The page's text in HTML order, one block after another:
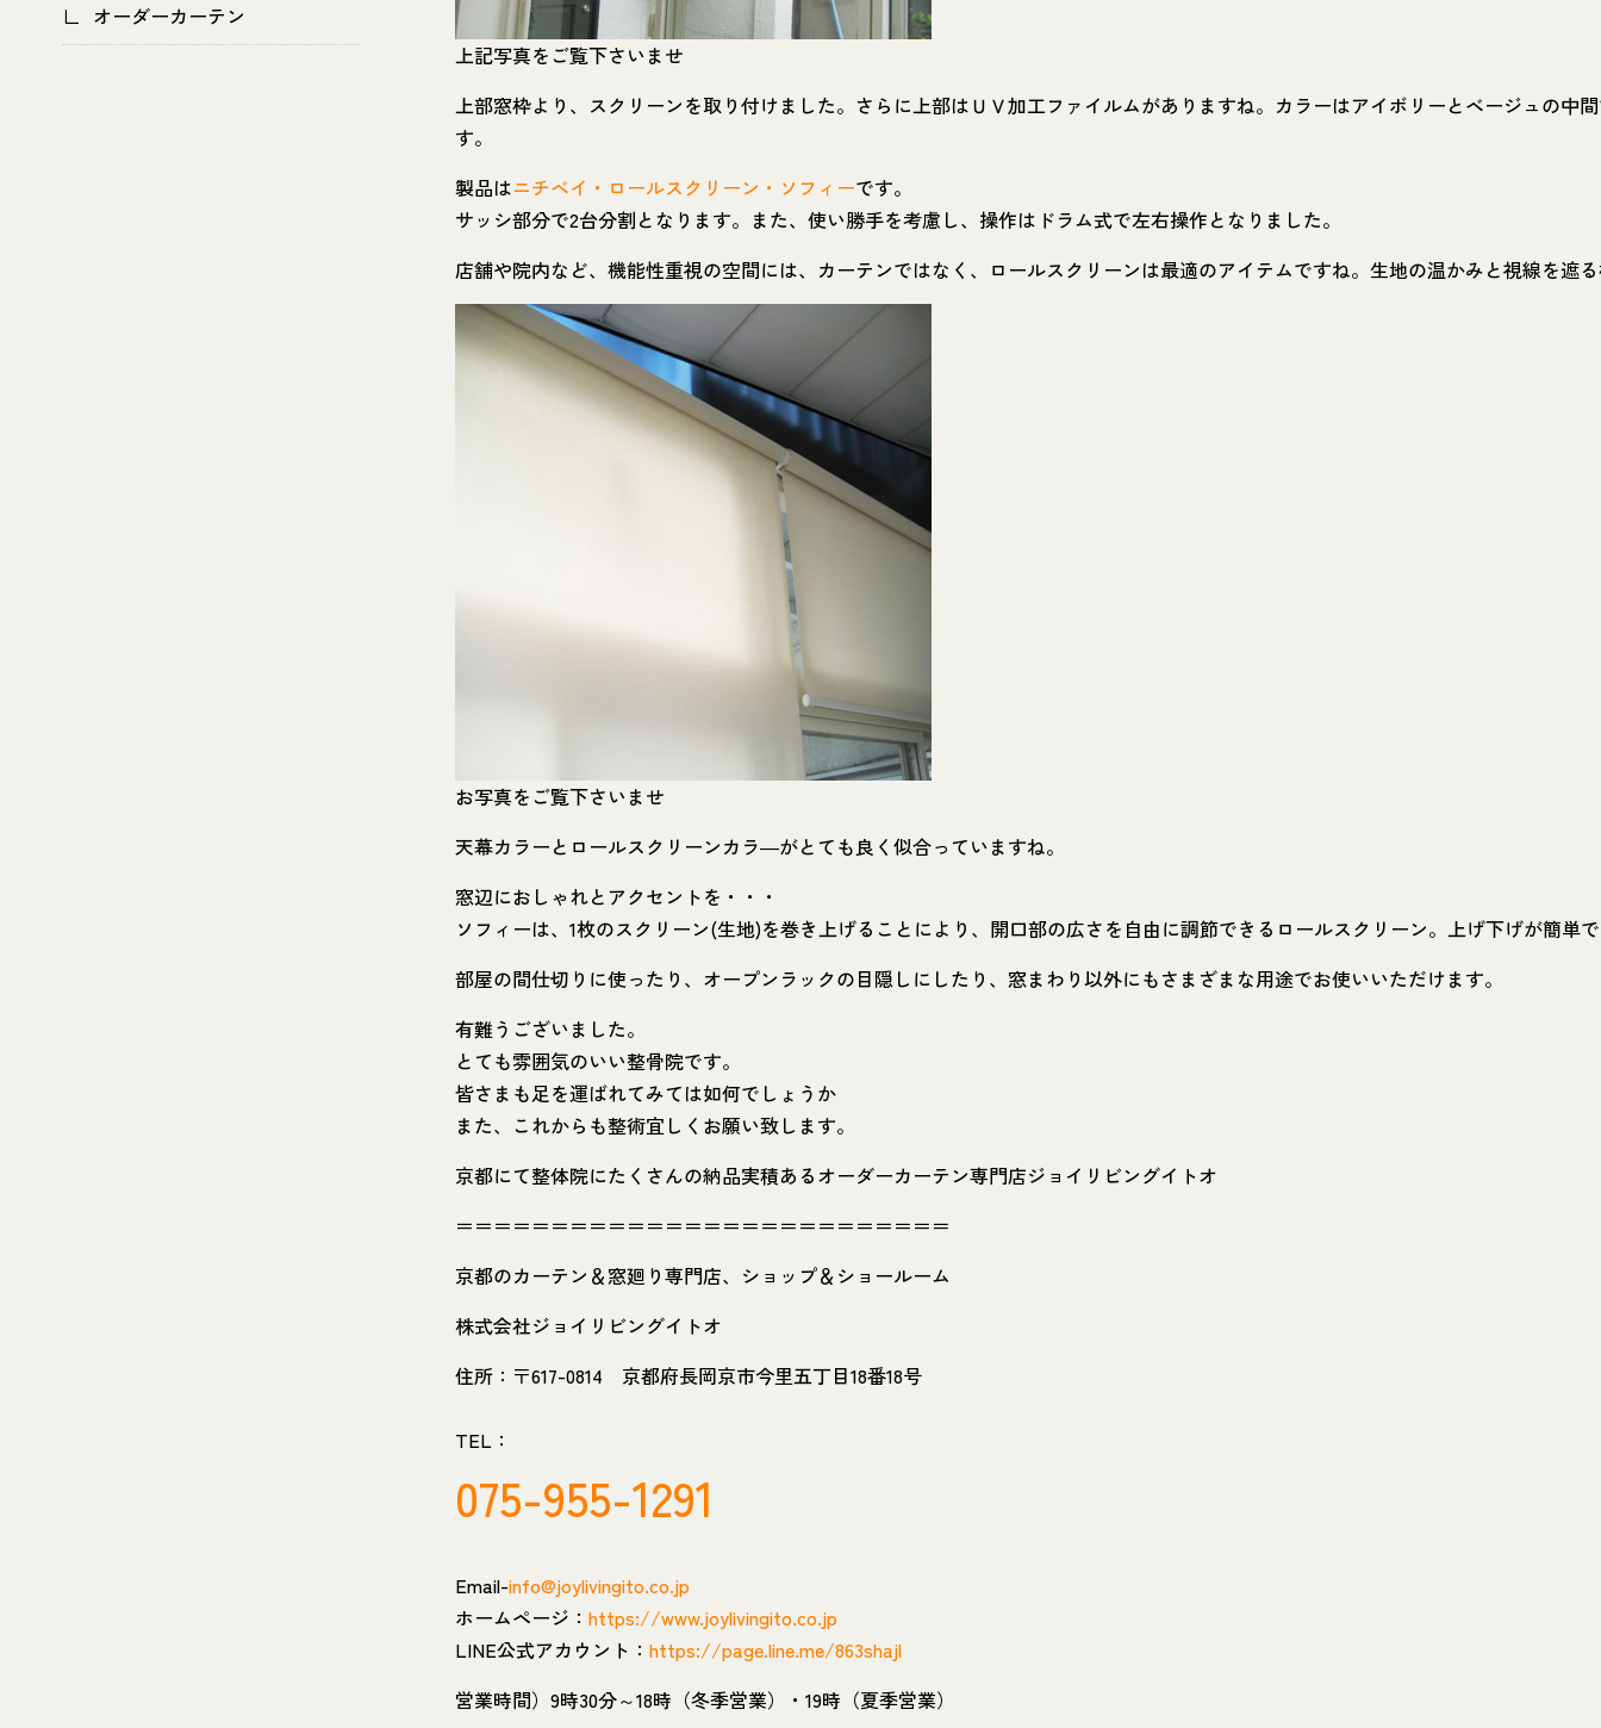
オーダーカーテン
上記写真をご覧下さいませ
上部窓枠より、スクリーンを取り付けました。さらに上部はＵＶ加工ファイルムがありますね。カラーはアイボリーとベージュの中
す。
製品はニチベイ・ロールスクリーン・ソフィーです。
サッシ部分で2台分割となります。また、使い勝手を考慮し、操作はドラム式で左右操作となりました。
店舗や院内など、機能性重視の空間には、カーテンではなく、ロールスクリーンは最適のアイテムですね。生地の温かみと視線を遮
お写真をご覧下さいませ
天幕カラーとロールスクリーンカラ―がとても良く似合っていますね。
窓辺におしゃれとアクセントを・・・
ソフィーは、1枚のスクリーン(生地)を巻き上げることにより、開口部の広さを自由に調節できるロールスクリーン。上げ下げが簡単
部屋の間仕切りに使ったり、オープンラックの目隠しにしたり、窓まわり以外にもさまざまな用途でお使いいただけます。
有難うございました。
とても雰囲気のいい整骨院です。
皆さまも足を運ばれてみては如何でしょうか
また、これからも整術宜しくお願い致します。
京都にて整体院にたくさんの納品実積あるオーダーカーテン専門店ジョイリビングイトオ
＝＝＝＝＝＝＝＝＝＝＝＝＝＝＝＝＝＝＝＝＝＝＝＝＝＝
京都のカーテン＆窓廻り専門店、ショップ＆ショールーム
株式会社ジョイリビングイトオ
住所：〒617-0814 京都府長岡京市今里五丁目18番18号
TEL：
075-955-1291
Email-info@joylivingito.co.jp
ホームページ： https://www.joylivingito.co.jp
LINE公式アカウント： https://page.line.me/863shajl
営業時間）9時30分～18時（冬季営業）・19時（夏季営業）